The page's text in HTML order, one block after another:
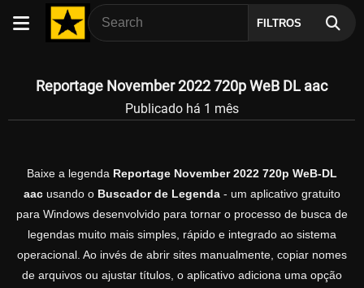
FILTROS
Reportage November 2022 720p WeB DL aac
Publicado há 1 mês
Baixe a legenda Reportage November 2022 720p WeB-DL
aacusando o Buscador de Legenda- um aplicativo gratuito
para Windows desenvolvido para tornar o processo de busca de
legendas muito mais simples, rápido e integrado ao sistema
operacional. Ao invés de abrir sites manualmente, copiar nomes
de arquivos ou ajustar títulos, o aplicativo adiciona uma opção